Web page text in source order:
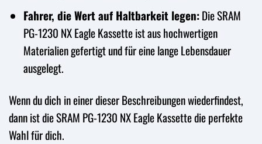
Fahrer, die Wert auf Haltbarkeit legen:Die SRAM
PG-1230 NX Eagle Kassette ist aus hochwertigen
Materialien gefertigt und für eine lange Lebensdauer
ausgelegt.
Wenn du dich in einer dieser Beschreibungen wiederfindest,
dann ist die SRAM PG-1230 NX Eagle Kassette die perfekte
Wahl für dich.